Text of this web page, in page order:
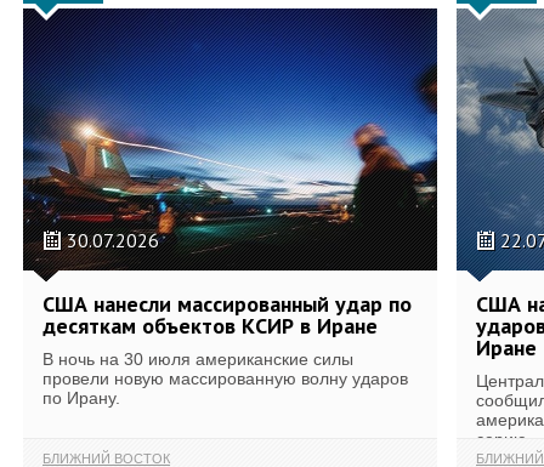
30.07.2026
США нанесли массированный удар по
десяткам объектов КСИР в Иране
В ночь на 30 июля американские силы
провели новую массированную волну ударов
по Ирану.
БЛИЖНИЙ ВОСТОК
США
Иране
серию...